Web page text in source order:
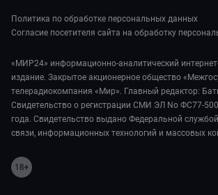
Политика по обработке персональных данных
Согласие посетителя сайта на обработку
«МИР24» информационно-аналитический
издание. Закрытое акционерное общество
телерадиокомпания «Мир». Главный редактор:
Свидетельство о регистрации СМИ ЭЛ No ФС77-
года. Свидетельство выдано Федеральной
связи, информационных технологий и массовых